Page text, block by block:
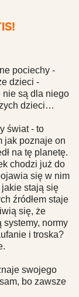
pociechy -
dzieci -
nie są dla niego
dzieci…
świat - to
jak poznaje on
na tę planetę.
chodzi już do
się w nim
jakie stają się
źródłem staje
się, że
systemy, normy
i troska?
swojego
bo zawsze